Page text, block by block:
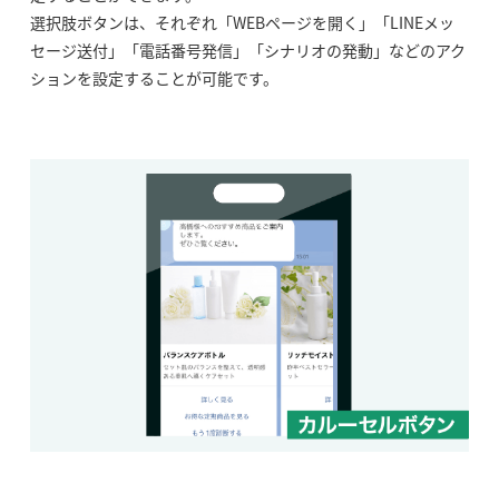
選択肢ボタンは、それぞれ「WEBページを開く」「LINEメッ
セージ送付」「電話番号発信」「シナリオの発動」などのアク
ションを設定することが可能です。